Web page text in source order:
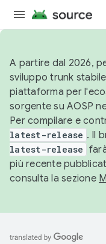
A partire dal 2026,
sviluppo trunk
piattaforma per
sorgente su AOSP
Per compilare e
latest-release . Il
latest-release
più recente
consulta la sezione